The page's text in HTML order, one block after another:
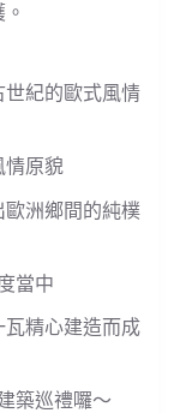
世紀的歐式風情
情原貌
歐洲鄉間的純樸
當中
瓦精心建造而成
築巡禮囉～